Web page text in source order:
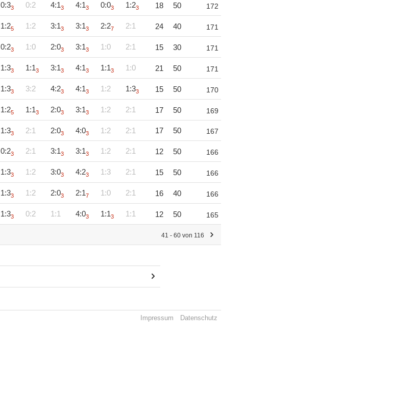
0:33 0:2 4:13 4:13 0:03 1:23 18 50 172
1:25 1:2 3:13 3:13 2:27 2:1 24 40 171
0:23 1:0 2:03 3:13 1:0 2:1 15 30 171
1:33 1:13 3:13 4:13 1:13 1:0 21 50 171
1:33 3:2 4:23 4:13 1:2 1:33 15 50 170
1:25 1:13 2:03 3:13 1:2 2:1 17 50 169
1:33 2:1 2:03 4:03 1:2 2:1 17 50 167
0:23 2:1 3:13 3:13 1:2 2:1 12 50 166
1:33 1:2 3:03 4:23 1:3 2:1 15 50 166
1:33 1:2 2:03 2:17 1:0 2:1 16 40 166
1:33 0:2 1:1 4:03 1:13 1:1 12 50 165
41 - 60 von 116
Impressum Datenschutz